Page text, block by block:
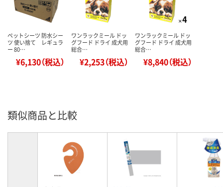
ペットシーツ 防水シー
ツ 使い捨て レギュラ
ー 80…
¥6,130（税込）
ワンラックミール ドッ
グフード ドライ 成犬用
総合…
¥2,253（税込）
ワンラックミール ドッ
グフード ドライ 成犬用
総合…
¥8,840（税込）
類似商品と比較